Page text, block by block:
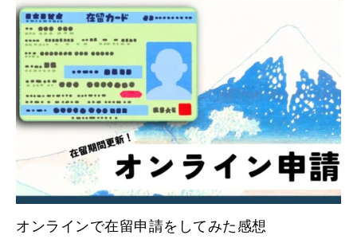
オンラインで在留申請をしてみた感想